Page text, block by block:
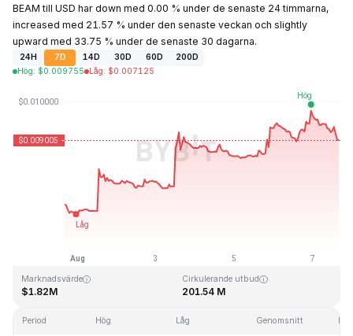
BEAM till USD har down med 0.00 % under de senaste 24 timmarna,
increased med 21.57 % under den senaste veckan och slightly
upward med 33.75 % under de senaste 30 dagarna.
24H 7D 14D 30D 60D
200D
Hög: $0.009755 Låg: $0.007125
Senast uppdaterad: 2026-08-07, 15:24 GMT+0
$0.006168
Marknadsvärde
$1.82M
Cirkulerande utbud
201.54 M
Period Hög Låg Genomsnitt